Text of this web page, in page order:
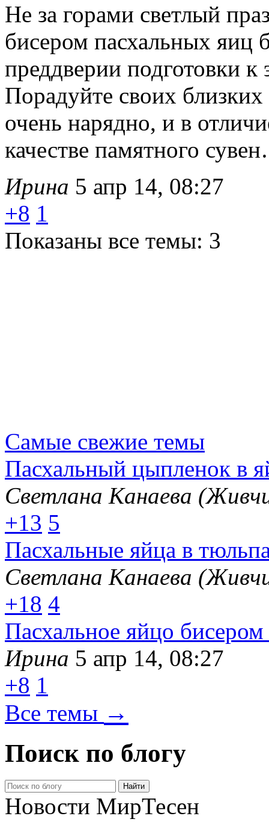
Не за горами светлый
бисером пасхальных яиц
преддверии подготовки
Порадуйте своих
очень нарядно, и в
качестве памятного
Ирина 5 апр 14, 08:27
+8 1
Показаны все темы: 3
Самые свежие темы
Пасхальный цыпленок в
Светлана Канаева
+13 5
Пасхальные яйца в
Светлана Канаева
+18 4
Пасхальное яйцо бисером
Ирина 5 апр 14, 08:27
+8 1
Все темы →
Поиск по блогу
Новости МирТесен